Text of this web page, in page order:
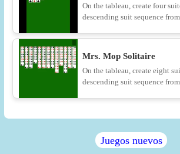
On the tableau, create four
descending suit sequence
Mrs. Mop Solitaire
On the tableau, create eight
descending suit sequence
Juegos nuevos